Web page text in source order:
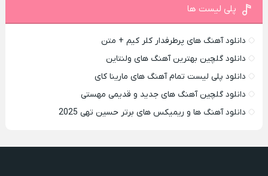
پلی لیست ها
دانلود آهنگ های پرطرفدار کلر کیم + متن
دانلود گلچین بهترین آهنگ های ولنتاین
دانلود پلی لیست تمام آهنگ های مارینا کای
دانلود گلچین آهنگ های جدید و قدیمی مهستی
دانلود آهنگ ها و ریمیکس های برتر حسین تهی 2025